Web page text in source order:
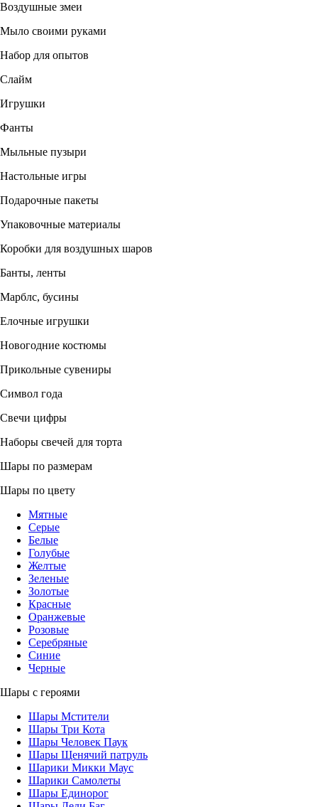
Воздушные змеи
Мыло своими руками
Набор для опытов
Слайм
Игрушки
Фанты
Мыльные пузыри
Настольные игры
Подарочные пакеты
Упаковочные материалы
Коробки для воздушных шаров
Банты, ленты
Марблс, бусины
Елочные игрушки
Новогодние костюмы
Прикольные сувениры
Символ года
Свечи цифры
Наборы свечей для торта
Шары по размерам
Шары по цвету
Мятные
Серые
Белые
Голубые
Желтые
Зеленые
Золотые
Красные
Оранжевые
Розовые
Серебряные
Синие
Черные
Шары с героями
Шары Мстители
Шары Три Кота
Шары Человек Паук
Шары Щенячий патруль
Шарики Микки Маус
Шарики Самолеты
Шары Единорог